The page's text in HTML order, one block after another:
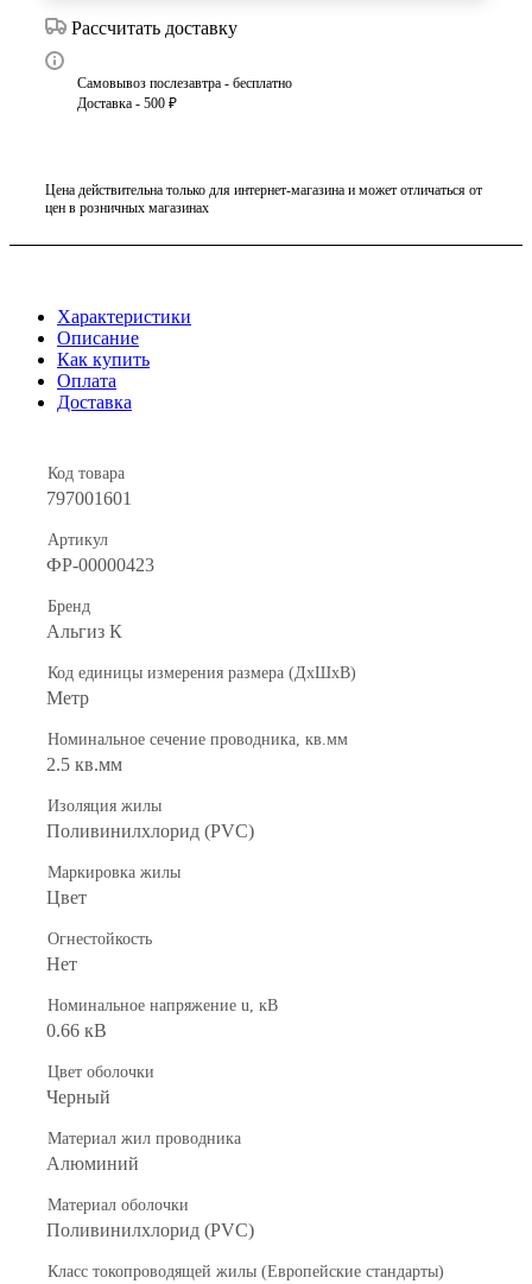
Рассчитать доставку
Самовывоз послезавтра - бесплатно
Доставка - 500 ₽
Цена действительна только для интернет-магазина и может отличаться от
цен в розничных магазинах
Характеристики
Описание
Как купить
Оплата
Доставка
Код товара
797001601
Артикул
ФР-00000423
Бренд
Альгиз К
Код единицы измерения размера (ДхШхВ)
Метр
Номинальное сечение проводника, кв.мм
2.5 кв.мм
Изоляция жилы
Поливинилхлорид (PVC)
Маркировка жилы
Цвет
Огнестойкость
Нет
Номинальное напряжение u, кВ
0.66 кВ
Цвет оболочки
Черный
Материал жил проводника
Алюминий
Материал оболочки
Поливинилхлорид (PVC)
Класс токопроводящей жилы (Европейские стандарты)